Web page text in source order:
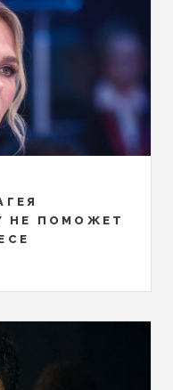
НЕ ПОМОЖЕТ